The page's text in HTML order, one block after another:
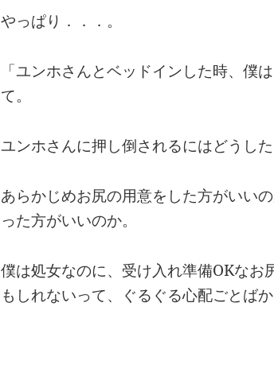
やっぱり．．．。
「ユンホさんとベッドインした時、僕
て。
ユンホさんに押し倒されるにはどうし
あらかじめお尻の用意をした方がいい
った方がいいのか。
僕は処女なのに、受け入れ準備OKなお
もしれないって、ぐるぐる心配ごとば